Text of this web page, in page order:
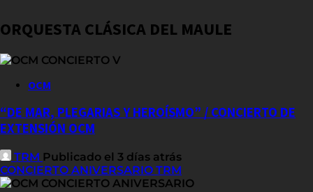
ORQUESTA CLÁSICA DEL MAULE
OCM
“DE MAR, PLEGARIAS Y HEROÍSMO” / CONCIERTO DE
EXTENSIÓN OCM
TRM Publicado el 3 días atrás
CONCIERTO ANIVERSARIO TRM